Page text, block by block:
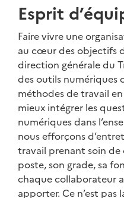
Esprit
Faire vivre une
au cœur des objectifs
direction générale du
des outils numériques
méthodes de travail
mieux intégrer les
numériques dans
nous efforçons
travail prenant soin de
poste, son grade, sa
chaque collaborateur
apporter. Ce n’est